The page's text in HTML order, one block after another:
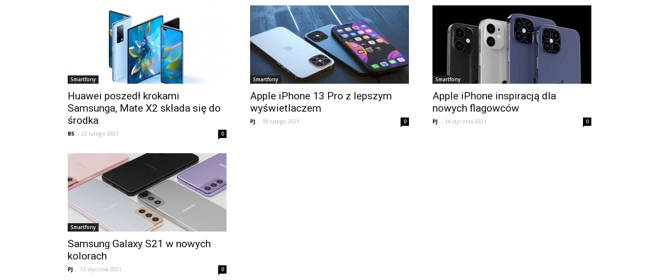
Smartfony
Huawei poszedł krokami
Samsunga, Mate X2 składa się do
środka
BS - 22 lutego 2021 0
Smartfony
Apple iPhone 13 Pro z lepszym
wyświetlaczem
PJ - 18 lutego 2021 0
Smartfony
Apple iPhone inspiracją dla
nowych flagowców
PJ - 14 stycznia 2021 0
Smartfony
Samsung Galaxy S21 w nowych
kolorach
PJ - 13 stycznia 2021 0